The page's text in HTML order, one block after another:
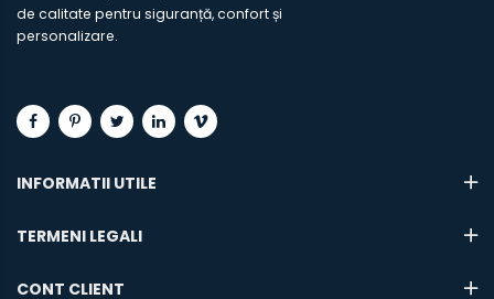
de calitate pentru siguranță, confort și
personalizare.
INFORMATII UTILE
TERMENI LEGALI
CONT CLIENT